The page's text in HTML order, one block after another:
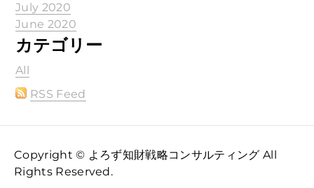
July 2020
June 2020
カテゴリー
All
RSS Feed
Copyright © よろず知財戦略コンサルティング All
Rights Reserved.